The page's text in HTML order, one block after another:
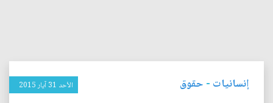
إنسانيات - حقوق الأحد 31 آيار 2015